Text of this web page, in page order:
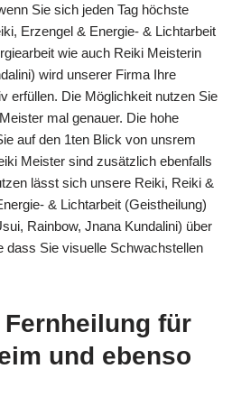
Sie sich jeden Tag höchste
Erzengel & Energie- & Lichtarbeit
wie auch Reiki Meisterin
wird unserer Firma Ihre
erfüllen. Die Möglichkeit nutzen Sie
mal genauer. Die hohe
auf den 1ten Blick von unsrem
Meister sind zusätzlich ebenfalls
lässt sich unsere Reiki, Reiki &
& Lichtarbeit (Geistheilung)
Rainbow, Jnana Kundalini) über
dass Sie visuelle Schwachstellen
für
und ebenso